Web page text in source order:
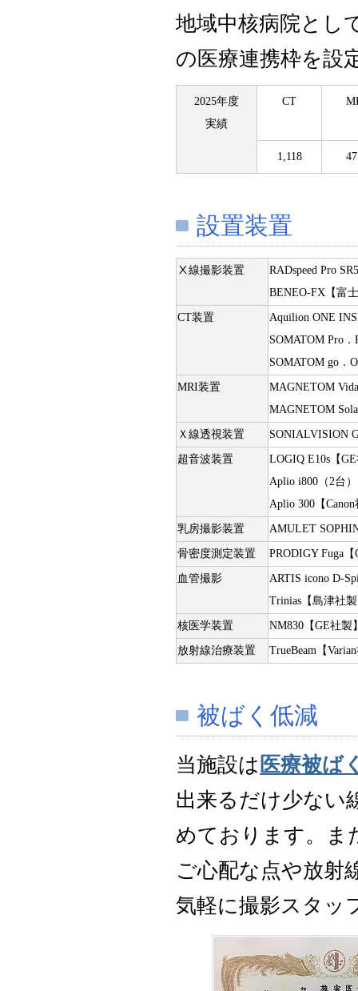
地域中核病院とし
の医療連携枠を設
2025年度
実績
CT
1,118
設置装置
Ⅹ線撮影装置
RADspeed Pro
BENEO-FX【富
CT装置
Aquilion ONE
SOMATOM Pro
SOMATOM go．
MRI装置
MAGNETOM
MAGNETOM
Ｘ線透視装置 SONIALVISION
超音波装置
LOGIQ E10s【
Aplio i800（2台
Aplio 300【
乳房撮影装置 AMULET
骨密度測定装置 PRODIGY Fuga
血管撮影
ARTIS icono D-
Trinias【島津社
核医学装置 NM830【GE社製
放射線治療装置 TrueBeam【
被ばく低減
当施設は 医療被ば
出来るだけ少ない
めております。ま
ご心配な点や放射
気軽に撮影スタッ